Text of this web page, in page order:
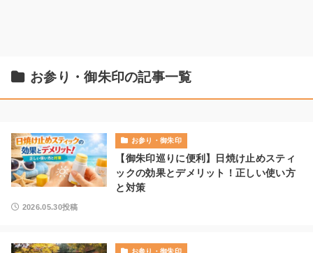
お参り・御朱印の記事一覧
お参り・御朱印
【御朱印巡りに便利】日焼け止めスティ
ックの効果とデメリット！正しい使い方
と対策
2026.05.30投稿
お参り・御朱印